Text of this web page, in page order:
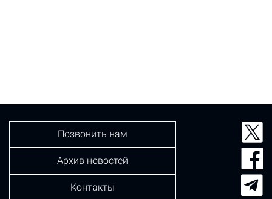
Позвонить нам
Архив новостей
Контакты